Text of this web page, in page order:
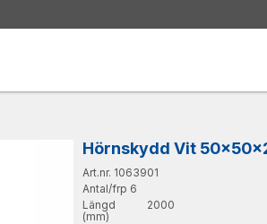
Hörnskydd Vit
Art.nr. 1063901
Antal/frp 6
Längd
(mm)
2000